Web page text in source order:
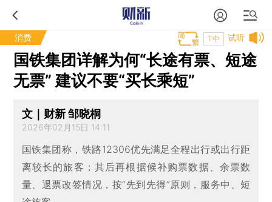
消费 试听
T中
国铁集团详解为何“长途有票、短途
无票” 建议不要“买长乘短”
文｜财新 邹晓桐
2026年02月15日 14:11
国铁集团称，铁路12306优先满足全程出行或出行距
离较长的旅客；其后再根据候补购票数据、余票数
量、退票改签情况，按“先到先得”原则，服务中、短